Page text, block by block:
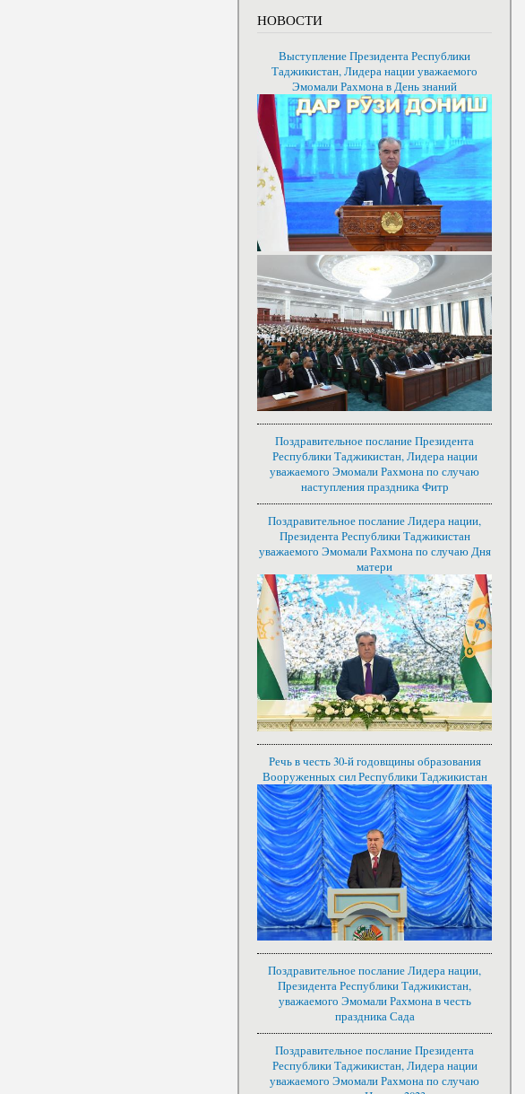
НОВОСТИ
Выступление Президента Республики
Таджикистан, Лидера нации уважаемого
Эмомали Рахмона в День знаний
Поздравительное послание Президента
Республики Таджикистан, Лидера нации
уважаемого Эмомали Рахмона по случаю
наступления праздника Фитр
Поздравительное послание Лидера нации,
Президента Республики Таджикистан
уважаемого Эмомали Рахмона по случаю Дня
матери
Речь в честь 30-й годовщины образования
Вооруженных сил Республики Таджикистан
Поздравительное послание Лидера нации,
Президента Республики Таджикистан,
уважаемого Эмомали Рахмона в честь
праздника Сада
Поздравительное послание Президента
Республики Таджикистан, Лидера нации
уважаемого Эмомали Рахмона по случаю